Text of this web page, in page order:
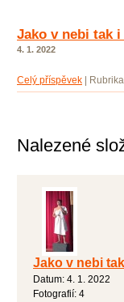
Jako v nebi tak i
4. 1. 2022
Celý příspěvek
Nalezené
Jako v nebi
Datum: 4. 1. 2022
Fotografií: 4